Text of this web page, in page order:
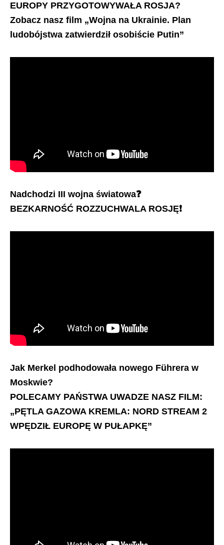
EUROPY PRZYGOTOWYWAŁA ROSJA?
Zobacz nasz film „Wojna na Ukrainie. Plan
ludobójstwa zatwierdził osobiście Putin”
Nadchodzi III wojna światowa❓
BEZKARNOŚĆ ROZZUCHWALA ROSJĘ❗️
Jak Merkel podhodowała nowego Führera w
Moskwie?
POLECAMY PAŃSTWA UWADZE NASZ FILM:
„PĘTLA GAZOWA KREMLA: NORD STREAM 2
WPĘDZIŁ EUROPĘ W PUŁAPKĘ”